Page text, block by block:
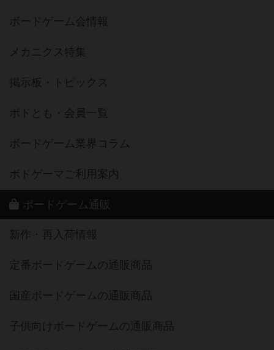
ボードゲーム会情報
メカニクス特集
掲示板・トピックス
ボドとも・会員一覧
ボードゲーム業界コラム
ボドゲーマご利用案内
ボードゲーム通販
新作・再入荷情報
定番ボードゲームの通販商品
国産ボードゲームの通販商品
子供向けボードゲームの通販商品